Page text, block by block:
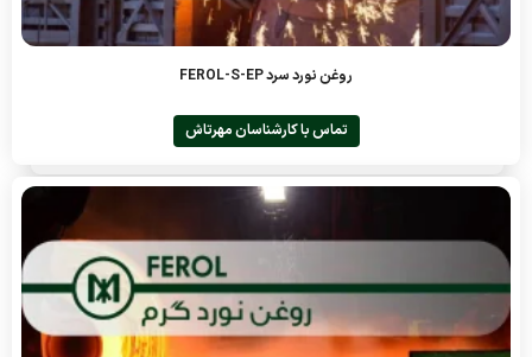
روغن نورد سرد FEROL-S-EP
تماس با کارشناسان مهرتاش